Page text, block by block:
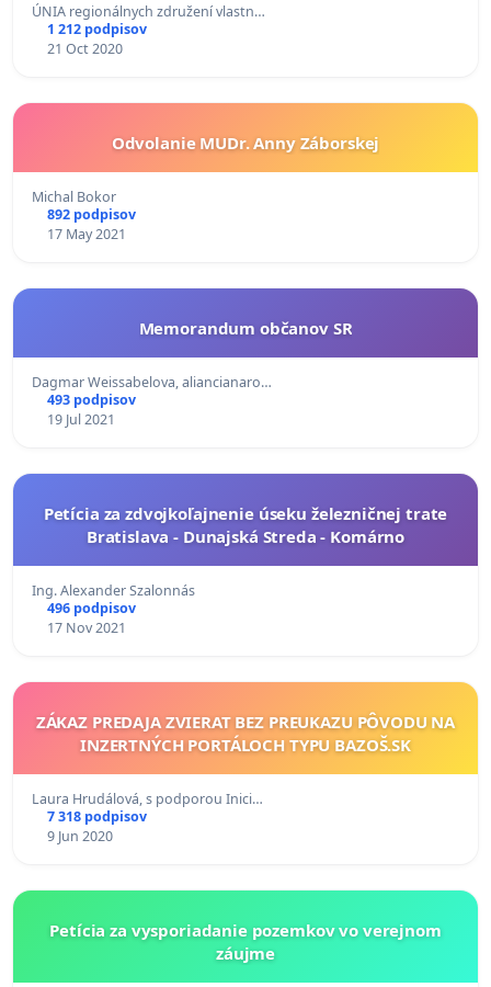
ÚNIA regionálnych združení vlastn…
1 212 podpisov
21 Oct 2020
Odvolanie MUDr. Anny Záborskej
Michal Bokor
892 podpisov
17 May 2021
Memorandum občanov SR
Dagmar Weissabelova, aliancianaro…
493 podpisov
19 Jul 2021
Petícia za zdvojkoľajnenie úseku železničnej trate
Bratislava - Dunajská Streda - Komárno
Ing. Alexander Szalonnás
496 podpisov
17 Nov 2021
ZÁKAZ PREDAJA ZVIERAT BEZ PREUKAZU PÔVODU NA
INZERTNÝCH PORTÁLOCH TYPU BAZOŠ.SK
Laura Hrudálová, s podporou Inici…
7 318 podpisov
9 Jun 2020
Petícia za vysporiadanie pozemkov vo verejnom
záujme